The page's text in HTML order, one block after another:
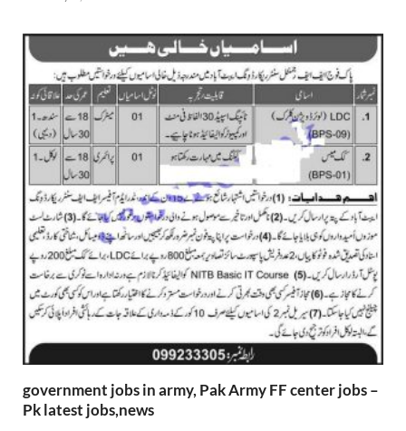
government jobs in army, Pak Army FF center jobs –
Pk latest jobs,news